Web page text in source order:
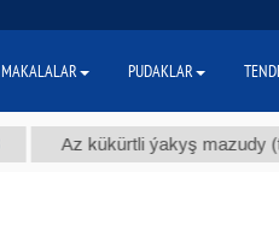
kükürtli ýakyş mazudy (t.)
MAKALALAR PUDAKLAR